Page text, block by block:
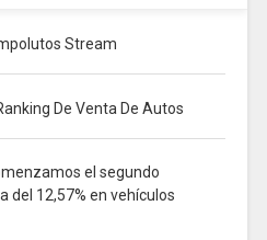
Stream
De Venta De Autos
el segundo
del 12,57% en vehículos